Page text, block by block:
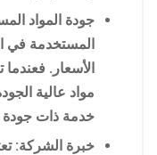
جودة المواد
المستخدمة في
الأسعار.
مواد عالية
خدمة ذات جودة
خبرة الشركة: